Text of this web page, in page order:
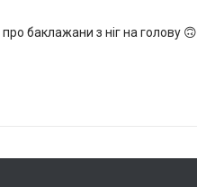
баклажани з ніг на голову 🙃